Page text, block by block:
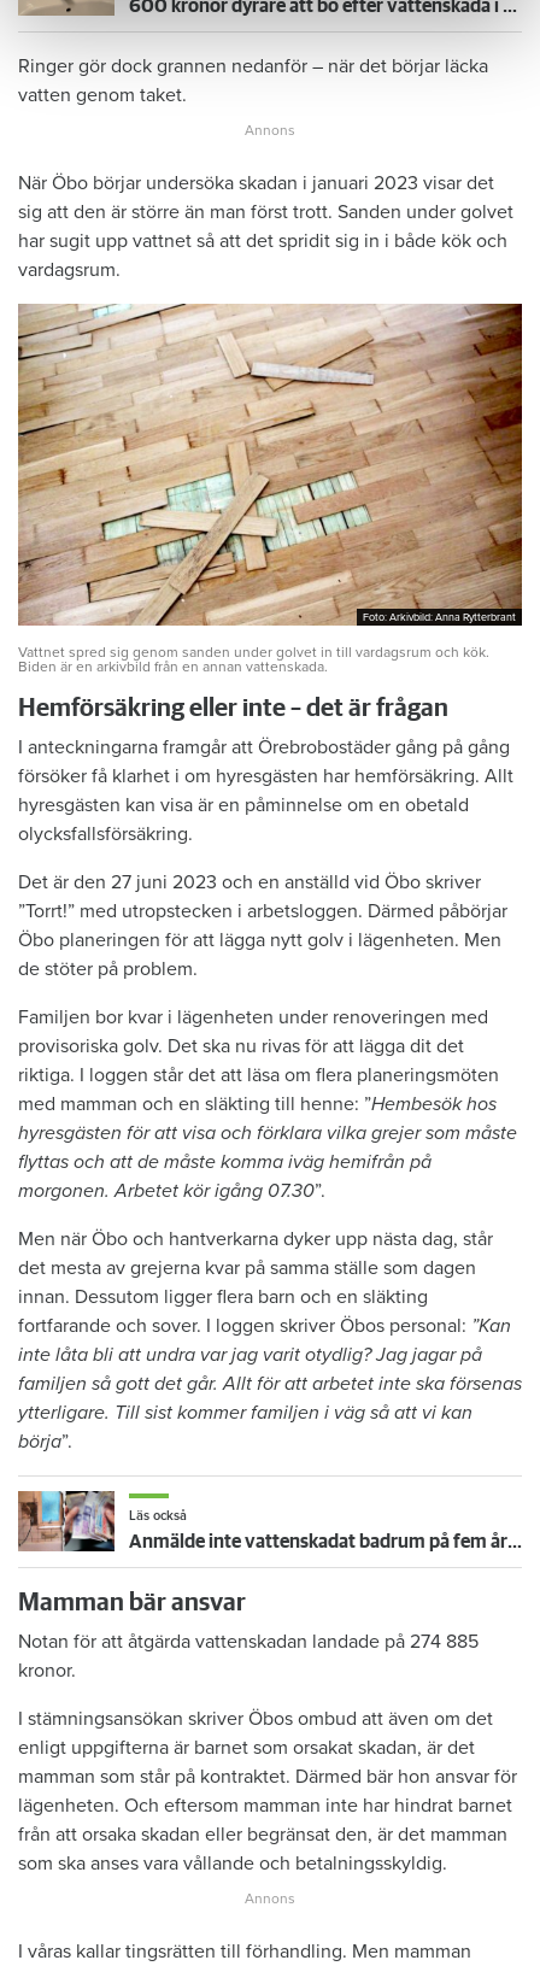
600 kronor dyrare att bo efter vattenskada i Varberg
Ringer gör dock grannen nedanför – när det börjar läcka
vatten genom taket.
När Öbo börjar undersöka skadan i januari 2023 visar det
sig att den är större än man först trott. Sanden under golvet
har sugit upp vattnet så att det spridit sig in i både kök och
vardagsrum.
Foto: Arkivbild: Anna Rytterbrant
Foto: Arkivbild: Anna Rytterbrant
Vattnet spred sig genom sanden under golvet in till vardagsrum och kök.
Biden är en arkivbild från en annan vattenskada.
Hemförsäkring eller inte – det är frågan
I anteckningarna framgår att Örebrobostäder gång på gång
försöker få klarhet i om hyresgästen har hemförsäkring. Allt
hyresgästen kan visa är en påminnelse om en obetald
olycksfallsförsäkring.
Det är den 27 juni 2023 och en anställd vid Öbo skriver
”Torrt!” med utropstecken i arbetsloggen. Därmed påbörjar
Öbo planeringen för att lägga nytt golv i lägenheten. Men
de stöter på problem.
Familjen bor kvar i lägenheten under renoveringen med
provisoriska golv. Det ska nu rivas för att lägga dit det
riktiga. I loggen står det att läsa om flera planeringsmöten
med mamman och en släkting till henne: ”Hembesök hos
hyresgästen för att visa och förklara vilka grejer som måste
flyttas och att de måste komma iväg hemifrån på
morgonen. Arbetet kör igång 07.30”.
Men när Öbo och hantverkarna dyker upp nästa dag, står
det mesta av grejerna kvar på samma ställe som dagen
innan. Dessutom ligger flera barn och en släkting
fortfarande och sover. I loggen skriver Öbos personal: ”Kan
inte låta bli att undra var jag varit otydlig? Jag jagar på
familjen så gott det går. Allt för att arbetet inte ska försenas
ytterligare. Till sist kommer familjen i väg så att vi kan
börja”.
Läs också
Anmälde inte vattenskadat badrum på fem år – krävs på 125 000 kronor
Mamman bär ansvar
Notan för att åtgärda vattenskadan landade på 274 885
kronor.
I stämningsansökan skriver Öbos ombud att även om det
enligt uppgifterna är barnet som orsakat skadan, är det
mamman som står på kontraktet. Därmed bär hon ansvar för
lägenheten. Och eftersom mamman inte har hindrat barnet
från att orsaka skadan eller begränsat den, är det mamman
som ska anses vara vållande och betalningsskyldig.
I våras kallar tingsrätten till förhandling. Men mamman